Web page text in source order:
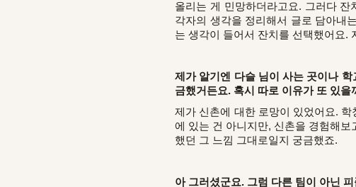
올리는 게 민망하더라고요. 그러다
각자의 생각을 정리해서 글로 담아내
는 생각이 들어서 잔치를 선택했어요.
제가 알기엔 다슬 님이 사는 곳이나
금했거든요. 혹시 따로 이유가 또 있을
제가 신촌에 대한 로망이 있었어요.
에 있는 건 아니지만, 신촌을 경험해
했던 그 느낌 그대로일지 궁금했죠.
아 그러셨군요. 그럼 다른 팀이 아닌